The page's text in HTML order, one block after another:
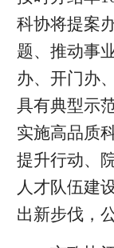
科协将提案
题、推动事
办、开门办
具有典型示
实施高品质
提升行动、
人才队伍建
出新步伐，